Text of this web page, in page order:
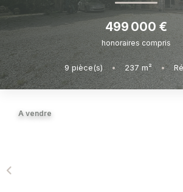
DEVENIR
ESPACE
499 000 €
honoraires compris
9pièce(s) • 237m² •
A vendre